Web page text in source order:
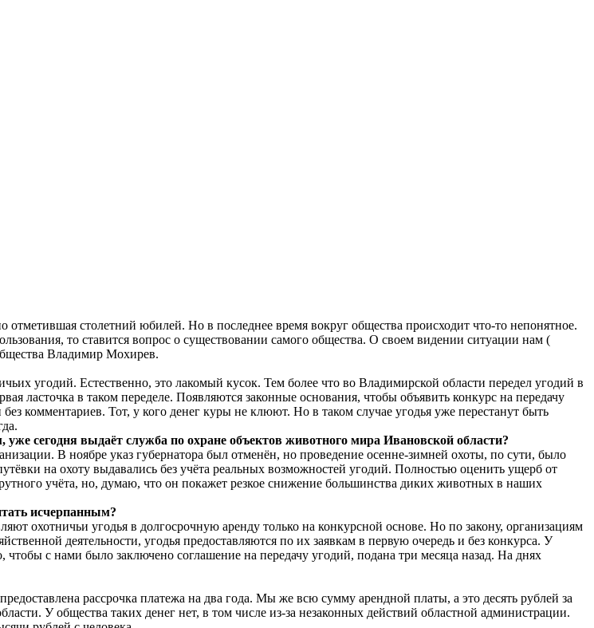
столетний юбилей. Но в последнее время вокруг общества происходит что-то непонятное.
то ставится вопрос о существовании самого общества. О своем видении ситуации нам (
Владимир Мохирев.
угодий. Естественно, это лакомый кусок. Тем более что во Владимирской области передел угодий в
ласточка в таком переделе. Появляются законные основания, чтобы объявить конкурс на передачу
комментариев. Тот, у кого денег куры не клюют. Но в таком случае угодья уже перестанут быть
сегодня выдаёт служба по охране объектов животного мира Ивановской области?
В ноябре указ губернатора был отменён, но проведение осенне-зимней охоты, по сути, было
на охоту выдавались без учёта реальных возможностей угодий. Полностью оценить ущерб от
учёта, но, думаю, что он покажет резкое снижение большинства диких животных в наших
исчерпанным?
охотничьи угодья в долгосрочную аренду только на конкурсной основе. Но по закону, организациям
деятельности, угодья предоставляются по их заявкам в первую очередь и без конкурса. У
чтобы с нами было заключено соглашение на передачу угодий, подана три месяца назад. На днях
рассрочка платежа на два года. Мы же всю сумму арендной платы, а это десять рублей за
У общества таких денег нет, в том числе из-за незаконных действий областной администрации.